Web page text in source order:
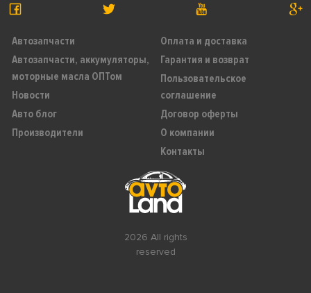
2026 All rights
reserved
Автозапчасти
Автозапчасти, аккумуляторы,
моторные масла ОПТом
Новости
Авто блог
Производители
Оплата и доставка
Гарантия и возврат
Пользовательское
соглашение
Договор оферты
О компании
Контакты